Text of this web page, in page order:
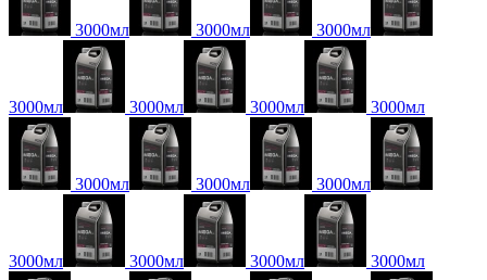
3000мл 3000мл 3000мл
3000мл 3000мл 3000мл 3000мл
3000мл 3000мл 3000мл
3000мл 3000мл 3000мл 3000мл